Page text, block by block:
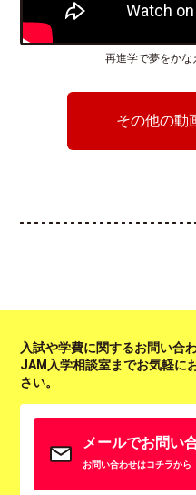
再進学で夢をかな
その他の動
入試や学費に関するお問い合
JAM入学相談室までお気軽に
さい。
メールでお問い
お問い合わせはコチラから